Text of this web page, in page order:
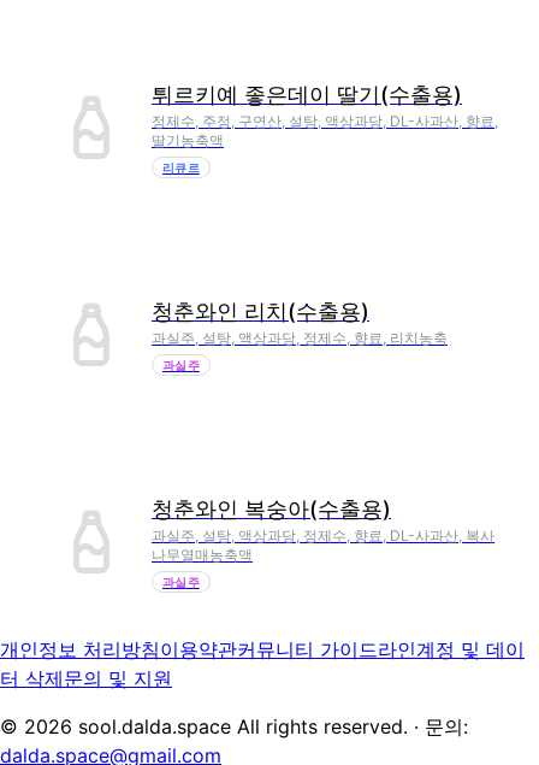
튀르키예 좋은데이 딸기(수출용)
정제수, 주정, 구연산, 설탕, 액상과당, DL-사과산, 향료,
딸기농축액
리큐르
청춘와인 리치(수출용)
과실주, 설탕, 액상과당, 정제수, 향료, 리치농축
과실주
청춘와인 복숭아(수출용)
과실주, 설탕, 액상과당, 정제수, 향료, DL-사과산, 복사
나무열매농축액
과실주
개인정보 처리방침이용약관커뮤니티 가이드라인계정 및 데이
터 삭제문의 및 지원
© 2026 sool.dalda.space All rights reserved. · 문의:
dalda.space@gmail.com